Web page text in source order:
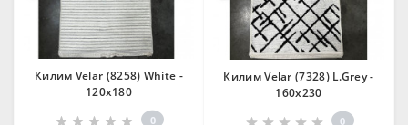
Килим Velar (8258) White -
120х180
0
Килим Velar (7328) L.Grey -
160х230
0